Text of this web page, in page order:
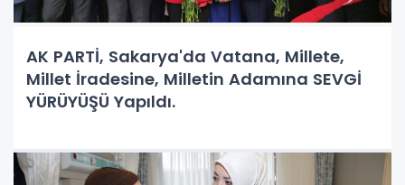
AK PARTİ, Sakarya'da Vatana, Millete,
Millet İradesine, Milletin Adamına SEVGİ
YÜRÜYÜŞÜ Yapıldı.